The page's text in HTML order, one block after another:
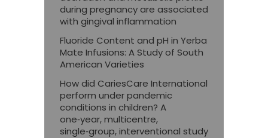
during pregnancy are associated
with gingival inflammation
Fluoride Content and pH in Yerba
Mate Infusions: A Study of South
American Varieties
How did CariesCare International
perform under pandemic
conditions in children? A
one‑year, multicentre,
single‑group, interventional study